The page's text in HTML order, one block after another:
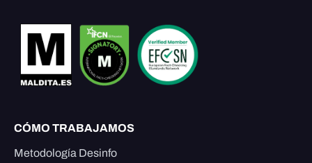
CÓMO TRABAJAMOS
Metodología Desinfo